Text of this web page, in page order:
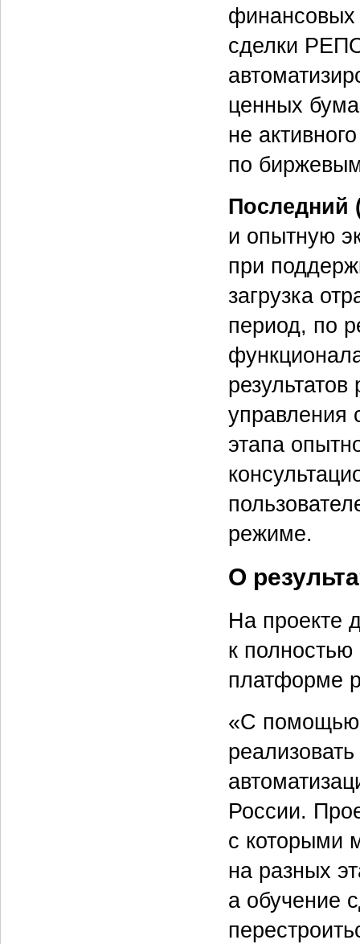
финансовых
сделки
ценных
не
по
Последний
и опытную
при
загрузка
период, по
этапа
режиме.
О
На проекте
к
платформе
«С помощью
России.
с которыми
на разных
а обучение